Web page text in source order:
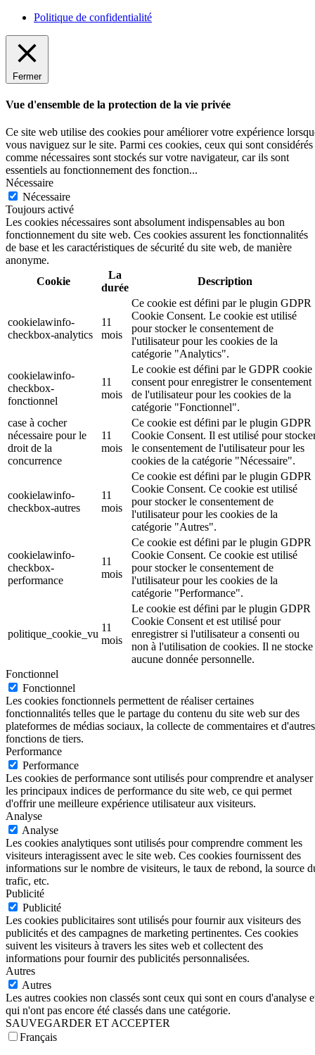
Politique de confidentialité
Fermer
Vue d'ensemble de la protection de la vie privée
Ce site web utilise des cookies pour améliorer votre expérience
vous naviguez sur le site. Parmi ces cookies, ceux qui sont considérés
comme nécessaires sont stockés sur votre navigateur, car ils sont
essentiels au fonctionnement des fonction...
Nécessaire
Nécessaire
Toujours activé
Les cookies nécessaires sont absolument indispensables au bon
fonctionnement du site web. Ces cookies assurent les fonctionnalités
de base et les caractéristiques de sécurité du site web, de manière
anonyme.
Cookie
La
durée
Description
cookielawinfo-
checkbox-analytics
11
mois
Ce cookie est défini par le plugin GDPR
Cookie Consent. Le cookie est utilisé
pour stocker le consentement de
l'utilisateur pour les cookies de la
catégorie "Analytics".
cookielawinfo-
checkbox-
fonctionnel
11
mois
Le cookie est défini par le GDPR cookie
consent pour enregistrer le consentement
de l'utilisateur pour les cookies de la
catégorie "Fonctionnel".
case à cocher
nécessaire pour le
droit de la
concurrence
11
mois
Ce cookie est défini par le plugin GDPR
Cookie Consent. Il est utilisé pour
le consentement de l'utilisateur pour les
cookies de la catégorie "Nécessaire".
cookielawinfo-
checkbox-autres
11
mois
Ce cookie est défini par le plugin GDPR
Cookie Consent. Ce cookie est utilisé
pour stocker le consentement de
l'utilisateur pour les cookies de la
catégorie "Autres".
cookielawinfo-
checkbox-
performance
11
mois
Ce cookie est défini par le plugin GDPR
Cookie Consent. Ce cookie est utilisé
pour stocker le consentement de
l'utilisateur pour les cookies de la
catégorie "Performance".
politique_cookie_vu
11
mois
Le cookie est défini par le plugin GDPR
Cookie Consent et est utilisé pour
enregistrer si l'utilisateur a consenti ou
non à l'utilisation de cookies. Il ne stocke
aucune donnée personnelle.
Fonctionnel
Fonctionnel
Les cookies fonctionnels permettent de réaliser certaines
fonctionnalités telles que le partage du contenu du site web sur des
plateformes de médias sociaux, la collecte de commentaires et d'autres
fonctions de tiers.
Performance
Performance
Les cookies de performance sont utilisés pour comprendre et analyser
les principaux indices de performance du site web, ce qui permet
d'offrir une meilleure expérience utilisateur aux visiteurs.
Analyse
Analyse
Les cookies analytiques sont utilisés pour comprendre comment les
visiteurs interagissent avec le site web. Ces cookies fournissent des
informations sur le nombre de visiteurs, le taux de rebond, la source
trafic, etc.
Publicité
Publicité
Les cookies publicitaires sont utilisés pour fournir aux visiteurs des
publicités et des campagnes de marketing pertinentes. Ces cookies
suivent les visiteurs à travers les sites web et collectent des
informations pour fournir des publicités personnalisées.
Autres
Autres
Les autres cookies non classés sont ceux qui sont en cours d'analyse
qui n'ont pas encore été classés dans une catégorie.
SAUVEGARDER ET ACCEPTER
Français